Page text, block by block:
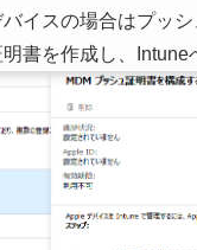
イスの場合はプッ
書を作成し、Intune